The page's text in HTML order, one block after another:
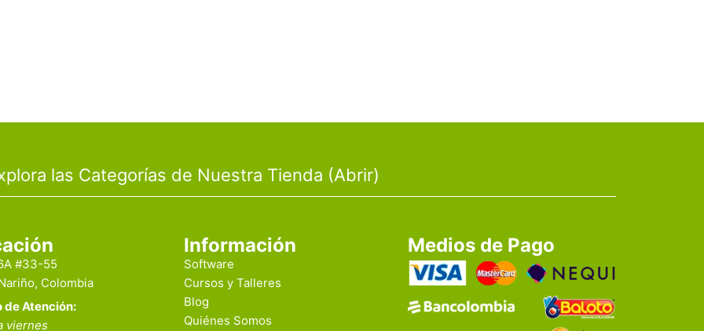
las Categorías de Nuestra Tienda (Abrir)
#33-55
Colombia
de Atención:
viernes
Información
Software
Cursos y Talleres
Blog
Quiénes Somos
Medios de Pago